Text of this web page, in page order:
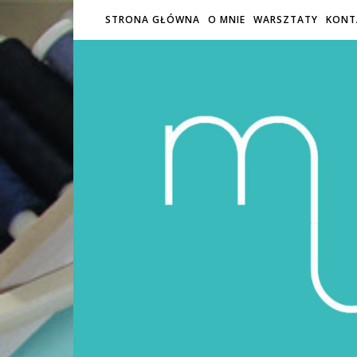
STRONA GŁÓWNA O MNIE WARSZTATY